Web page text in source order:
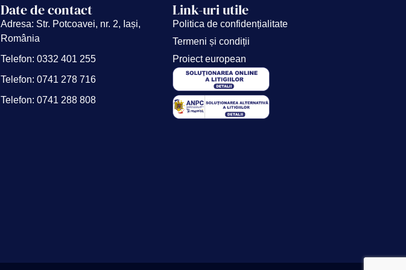
Date de contact
Adresa: Str. Potcoavei, nr. 2, Iași,
România
Telefon: 0332 401 255
Telefon: 0741 278 716
Telefon: 0741 288 808
Link-uri utile
Politica de confidențialitate
Termeni și condiții
Proiect european